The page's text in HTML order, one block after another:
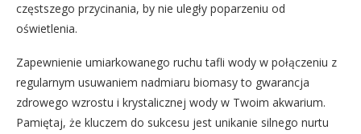
częstszego przycinania, by nie uległy poparzeniu od
oświetlenia.
Zapewnienie umiarkowanego ruchu tafli wody w połączeniu z
regularnym usuwaniem nadmiaru biomasy to gwarancja
zdrowego wzrostu i krystalicznej wody w Twoim akwarium.
Pamiętaj, że kluczem do sukcesu jest unikanie silnego nurtu